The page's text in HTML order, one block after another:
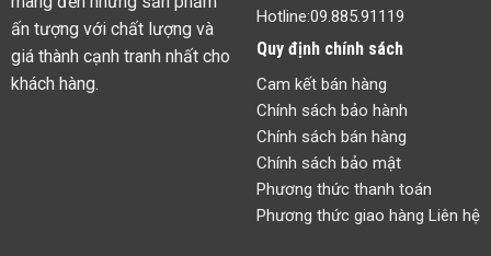
ấn tượng với chất lượng và
giá thành cạnh tranh nhất cho
khách hàng.
Hotline:09.885.91119
Quy định chính sách
Cam kết bán hàng
Chính sách bảo hành
Chính sách bán hàng
Chính sách bảo mật
Phương thức thanh toán
Phương thức giao hàng Liên hệ